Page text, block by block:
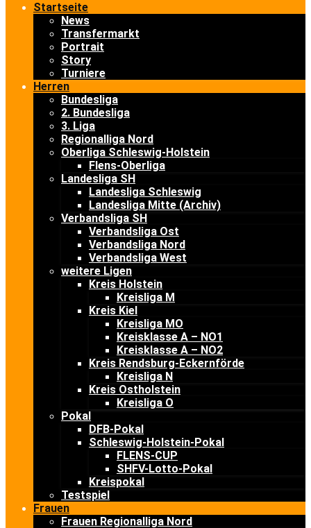
Startseite
News
Transfermarkt
Portrait
Story
Turniere
Herren
Bundesliga
2. Bundesliga
3. Liga
Regionalliga Nord
Oberliga Schleswig-Holstein
Flens-Oberliga
Landesliga SH
Landesliga Schleswig
Landesliga Mitte (Archiv)
Verbandsliga SH
Verbandsliga Ost
Verbandsliga Nord
Verbandsliga West
weitere Ligen
Kreis Holstein
Kreisliga M
Kreis Kiel
Kreisliga MO
Kreisklasse A – NO1
Kreisklasse A – NO2
Kreis Rendsburg-Eckernförde
Kreisliga N
Kreis Ostholstein
Kreisliga O
Pokal
DFB-Pokal
Schleswig-Holstein-Pokal
FLENS-CUP
SHFV-Lotto-Pokal
Kreispokal
Testspiel
Frauen
Frauen Regionalliga Nord